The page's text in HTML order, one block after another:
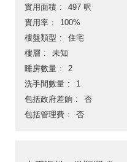
實用面積
497 呎
實用率
100%
樓盤類型
住宅
樓層
未知
睡房數量
2
洗手間數量
1
包括政府差餉
否
包括管理費
否